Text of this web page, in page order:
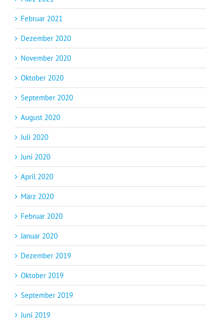
Februar 2021
Dezember 2020
November 2020
Oktober 2020
September 2020
August 2020
Juli 2020
Juni 2020
April 2020
März 2020
Februar 2020
Januar 2020
Dezember 2019
Oktober 2019
September 2019
Juni 2019